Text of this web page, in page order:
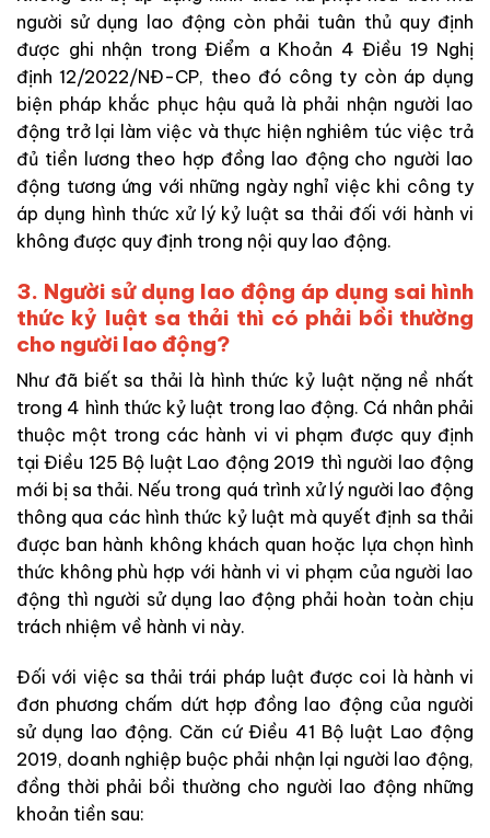
người sử dụng lao động còn phải tuân thủ quy định
được ghi nhận trong Điểm a Khoản 4 Điều 19 Nghị
định 12/2022/NĐ-CP, theo đó công ty còn áp dụng
biện pháp khắc phục hậu quả là phải nhận người lao
động trở lại làm việc và thực hiện nghiêm túc việc trả
đủ tiền lương theo hợp đồng lao động cho người lao
động tương ứng với những ngày nghỉ việc khi công ty
áp dụng hình thức xử lý kỷ luật sa thải đối với hành vi
không được quy định trong nội quy lao động.
3. Người sử dụng lao động áp dụng sai hình
thức kỷ luật sa thải thì có phải bồi thường
cho người lao động?
Như đã biết sa thải là hình thức kỷ luật nặng nề nhất
trong 4 hình thức kỷ luật trong lao động. Cá nhân phải
thuộc một trong các hành vi vi phạm được quy định
tại Điều 125 Bộ luật Lao động 2019 thì người lao động
mới bị sa thải. Nếu trong quá trình xử lý người lao động
thông qua các hình thức kỷ luật mà quyết định sa thải
được ban hành không khách quan hoặc lựa chọn hình
thức không phù hợp với hành vi vi phạm của người lao
động thì người sử dụng lao động phải hoàn toàn chịu
trách nhiệm về hành vi này.
Đối với việc sa thải trái pháp luật được coi là hành vi
đơn phương chấm dứt hợp đồng lao động của người
sử dụng lao động. Căn cứ Điều 41 Bộ luật Lao động
2019, doanh nghiệp buộc phải nhận lại người lao động,
đồng thời phải bồi thường cho người lao động những
khoản tiền sau: